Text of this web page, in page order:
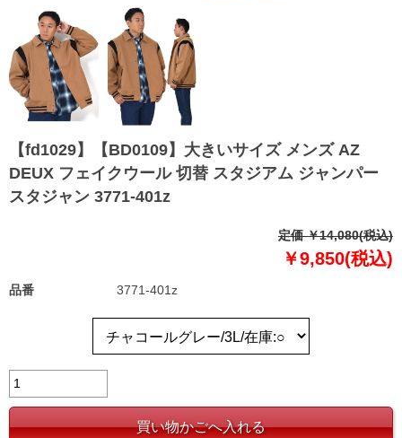
【fd1029】【BD0109】大きいサイズ メンズ AZ
DEUX フェイクウール 切替 スタジアム ジャンパー
スタジャン 3771-401z
定価 ￥14,080(税込)
￥9,850(税込)
品番 3771-401z